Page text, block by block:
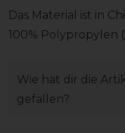
Das Material ist in
100% Polypropylen
Wie hat dir die
gefallen?